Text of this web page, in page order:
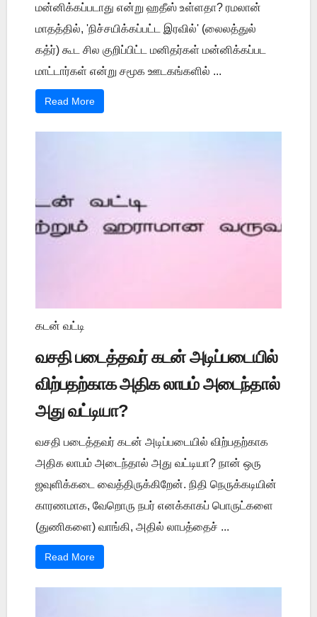
மன்னிக்கப்படாது என்று ஹதீஸ் உள்ளதா? ரமலான்
மாதத்தில், 'நிச்சயிக்கப்பட்ட இரவில்' (லைலத்துல்
கத்ர்) கூட சில குறிப்பிட்ட மனிதர்கள் மன்னிக்கப்பட
மாட்டார்கள் என்று சமூக ஊடகங்களில் ...
Read More
கடன் வட்டி
வசதி படைத்தவர் கடன் அடிப்படையில்
விற்பதற்காக அதிக லாபம் அடைந்தால்
அது வட்டியா?
வசதி படைத்தவர் கடன் அடிப்படையில் விற்பதற்காக
அதிக லாபம் அடைந்தால் அது வட்டியா? நான் ஒரு
ஜவுளிக்கடை வைத்திருக்கிறேன். நிதி நெருக்கடியின்
காரணமாக, வேறொரு நபர் எனக்காகப் பொருட்களை
(துணிகளை) வாங்கி, அதில் லாபத்தைச் ...
Read More